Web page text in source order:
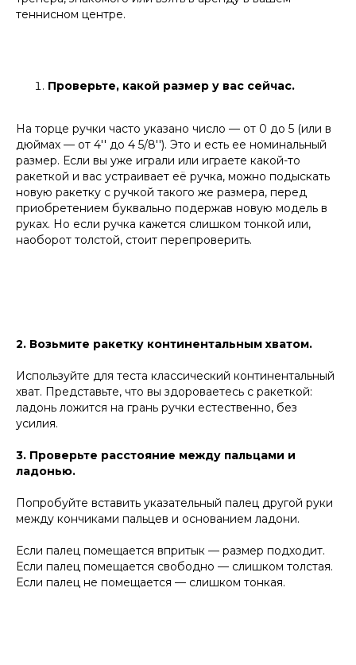
теннисном центре.
Проверьте, какой размер у вас сейчас.
На торце ручки часто указано число — от 0 до 5 (или в
дюймах — от 4'' до 4 5/8''). Это и есть ее номинальный
размер. Если вы уже играли или играете какой-то
ракеткой и вас устраивает её ручка, можно подыскать
новую ракетку с ручкой такого же размера, перед
приобретением буквально подержав новую модель в
руках. Но если ручка кажется слишком тонкой или,
наоборот толстой, стоит перепроверить.
2. Возьмите ракетку континентальным хватом.
Используйте для теста классический континентальный
хват. Представьте, что вы здороваетесь с ракеткой:
ладонь ложится на грань ручки естественно, без
усилия.
3. Проверьте расстояние между пальцами и
ладонью.
Попробуйте вставить указательный палец другой руки
между кончиками пальцев и основанием ладони.
Если палец помещается впритык — размер подходит.
Если палец помещается свободно — слишком толстая.
Если палец не помещается — слишком тонкая.